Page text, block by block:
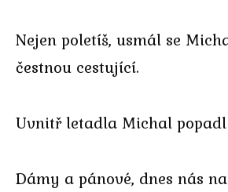
Nejen poletíš, usmál se
čestnou cestující.
Uvnitř letadla Michal
Dámy a pánové, dnes nás